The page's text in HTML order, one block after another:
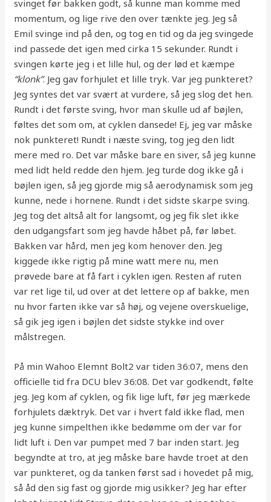
svinget før bakken godt, så kunne man komme med
momentum, og lige rive den over tænkte jeg. Jeg så
Emil svinge ind på den, og tog en tid og da jeg svingede
ind passede det igen med cirka 15 sekunder. Rundt i
svingen kørte jeg i et lille hul, og der lød et kæmpe
“klonk”. Jeg gav forhjulet et lille tryk. Var jeg punkteret?
Jeg syntes det var svært at vurdere, så jeg slog det hen.
Rundt i det første sving, hvor man skulle ud af bøjlen,
føltes det som om, at cyklen dansede! Ej, jeg var måske
nok punkteret! Rundt i næste sving, tog jeg den lidt
mere med ro. Det var måske bare en siver, så jeg kunne
med lidt held redde den hjem. Jeg turde dog ikke gå i
bøjlen igen, så jeg gjorde mig så aerodynamisk som jeg
kunne, nede i hornene. Rundt i det sidste skarpe sving.
Jeg tog det altså alt for langsomt, og jeg fik slet ikke
den udgangsfart som jeg havde håbet på, før løbet.
Bakken var hård, men jeg kom henover den. Jeg
kiggede ikke rigtig på mine watt mere nu, men
prøvede bare at få fart i cyklen igen. Resten af ruten
var ret lige til, ud over at det lettere op af bakke, men
nu hvor farten ikke var så høj, og vejene overskuelige,
så gik jeg igen i bøjlen det sidste stykke ind over
målstregen.
På min Wahoo Elemnt Bolt2 var tiden 36:07, mens den
officielle tid fra DCU blev 36:08. Det var godkendt, følte
jeg. Jeg kom af cyklen, og fik lige luft, før jeg mærkede
forhjulets dæktryk. Det var i hvert fald ikke flad, men
jeg kunne simpelthen ikke bedømme om der var for
lidt luft i. Den var pumpet med 7 bar inden start. Jeg
begyndte at tro, at jeg måske bare havde troet at den
var punkteret, og da tanken først sad i hovedet på mig,
så åd den sig fast og gjorde mig usikker? Jeg har efter